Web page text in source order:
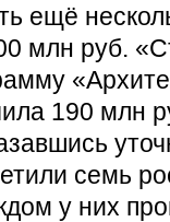
ещё
млн руб.
190 млн
семь
у них